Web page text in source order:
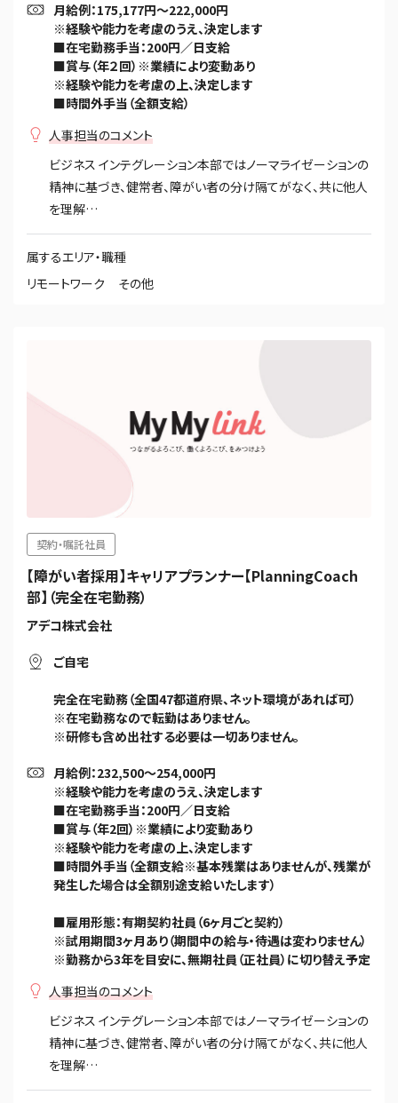
月給例：175,177円～222,000円
※経験や能力を考慮のうえ、決定します
■在宅勤務手当：200円／日支給
■賞与（年２回）※業績により変動あり
※経験や能力を考慮の上、決定します
■時間外手当（全額支給）
人事担当のコメント
ビジネス インテグレーション本部ではノーマライゼーションの
精神に基づき、健常者、障がい者の分け隔てがなく、共に他人
を理解…
属するエリア・職種
リモートワーク
その他
契約・嘱託社員
【障がい者採用】キャリアプランナー【PlanningCoach
部】（完全在宅勤務）
アデコ株式会社
ご自宅
完全在宅勤務（全国47都道府県、ネット環境があれば可）
※在宅勤務なので転勤はありません。
※研修も含め出社する必要は一切ありません。
月給例：232,500～254,000円
※経験や能力を考慮のうえ、決定します
■在宅勤務手当：200円／日支給
■賞与（年2回）※業績により変動あり
※経験や能力を考慮の上、決定します
■時間外手当（全額支給※基本残業はありませんが、残業が
発生した場合は全額別途支給いたします）
■雇用形態：有期契約社員（6ヶ月ごと契約）
※試用期間3ヶ月あり（期間中の給与・待遇は変わりません）
※勤務から3年を目安に、無期社員（正社員）に切り替え予定
人事担当のコメント
ビジネス インテグレーション本部ではノーマライゼーションの
精神に基づき、健常者、障がい者の分け隔てがなく、共に他人
を理解…